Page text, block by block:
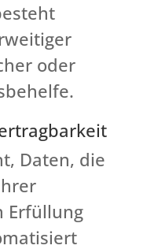
oder
Daten, die
Erfüllung